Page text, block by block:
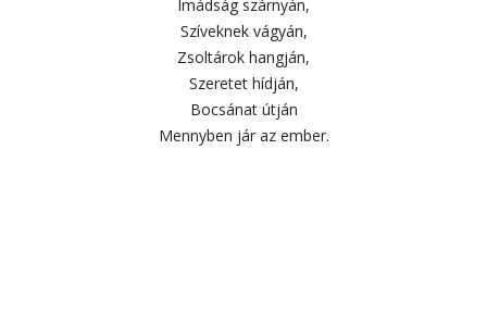
Imádság szárnyán,
Szíveknek vágyán,
Zsoltárok hangján,
Szeretet hídján,
Bocsánat útján
Mennyben jár az ember.